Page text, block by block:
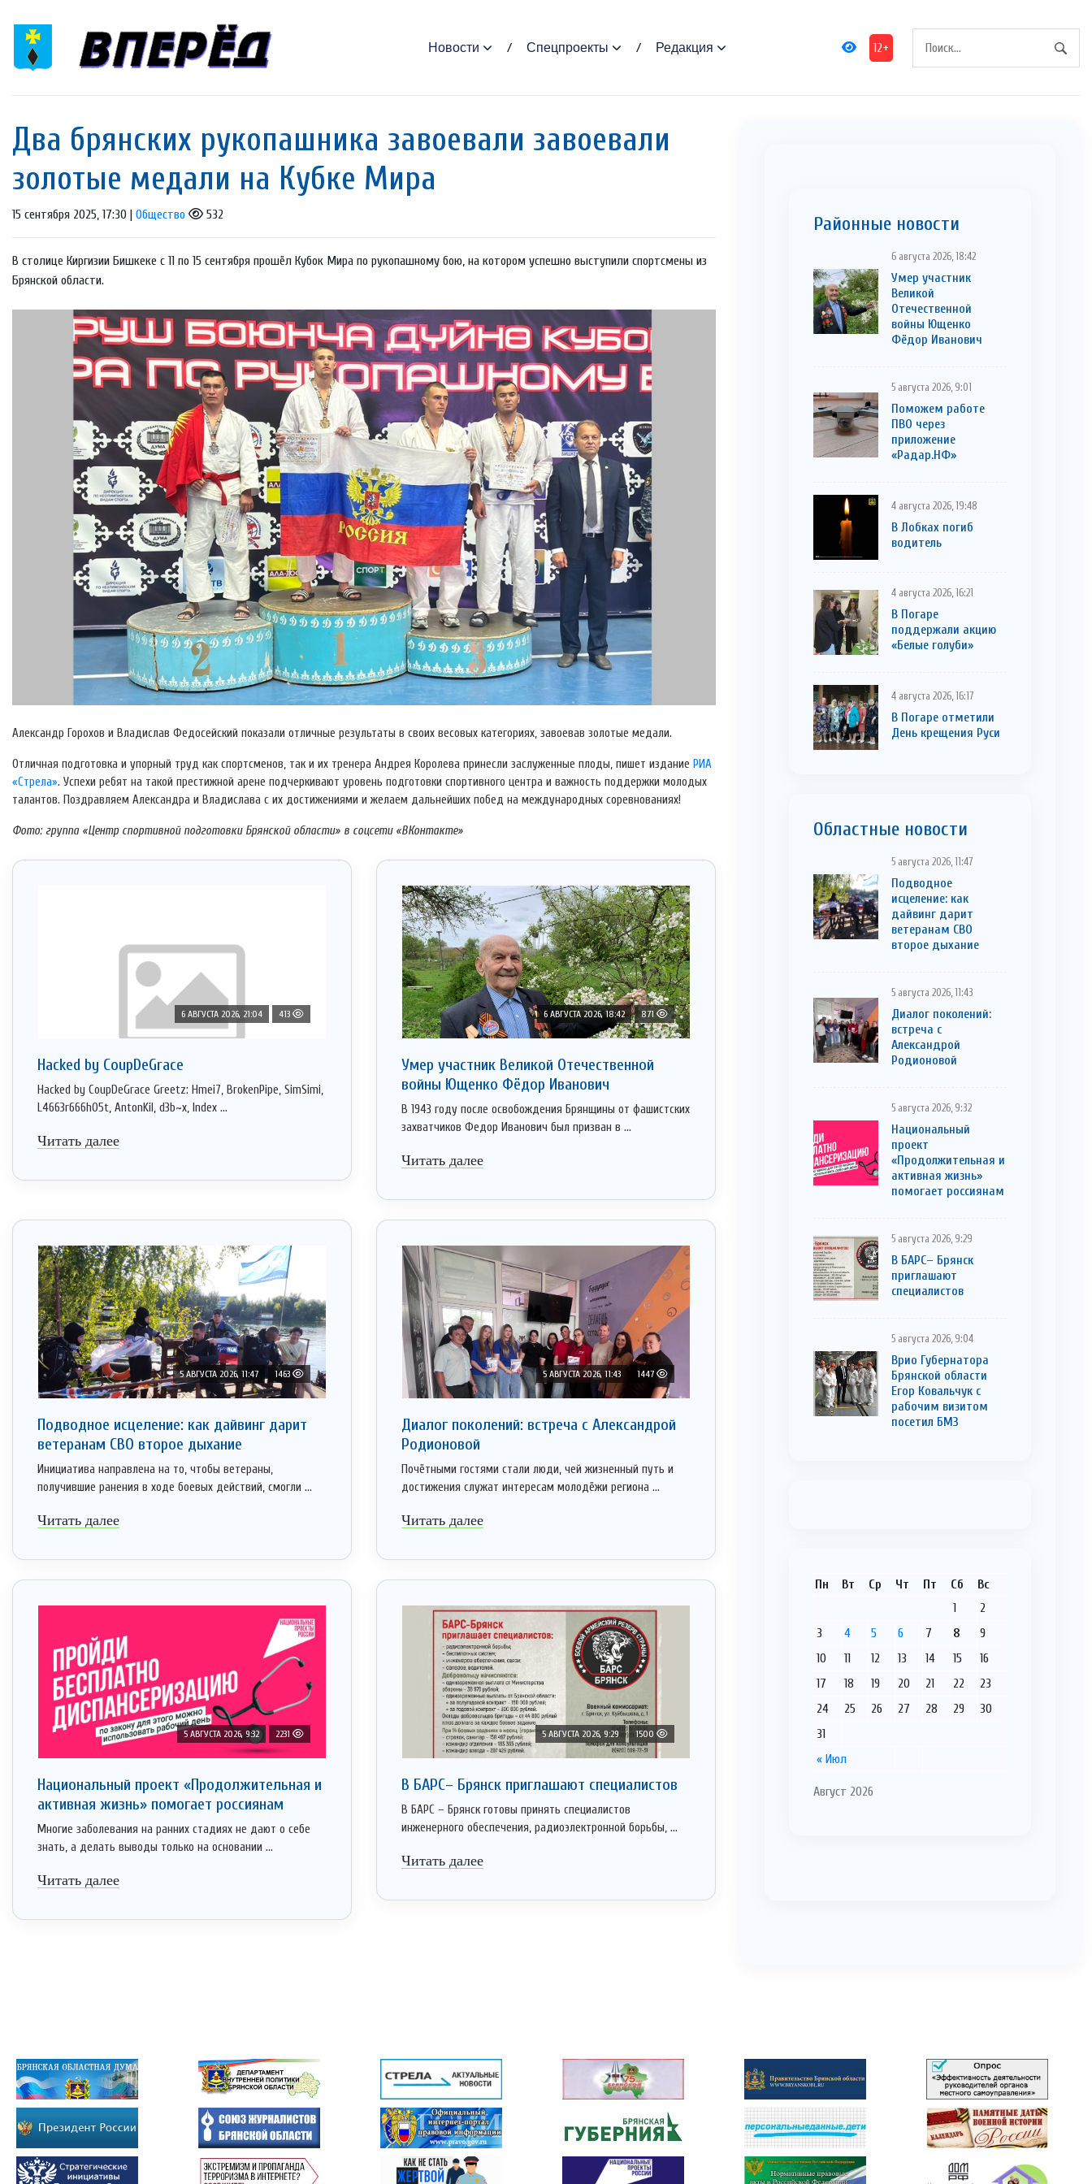
Новости Спецпроекты Редакция 12+
Два брянских рукопашника завоевали завоевали
золотые медали на Кубке Мира
15 сентября 2025, 17:30 | Общество 532
В столице Киргизии Бишкеке с 11 по 15 сентября прошёл Кубок Мира по рукопашному бою, на котором успешно выступили спортсмены из
Брянской области.
Александр Горохов и Владислав Федосейский показали отличные результаты в своих весовых категориях, завоевав золотые медали.
Отличная подготовка и упорный труд как спортсменов, так и их тренера Андрея Королева принесли заслуженные плоды, пишет издание РИА
«Стрела». Успехи ребят на такой престижной арене подчеркивают уровень подготовки спортивного центра и важность поддержки молодых
талантов. Поздравляем Александра и Владислава с их достижениями и желаем дальнейших побед на международных соревнованиях!
Фото: группа «Центр спортивной подготовки Брянской области» в соцсети «ВКонтакте»
6 АВГУСТА 2026, 21:04 413
Hacked by CoupDeGrace
Hacked by CoupDeGrace Greetz: Hmei7, BrokenPipe, SimSimi,
L4663r666h05t, AntonKil, d3b~x, Index ...
Читать далее
6 АВГУСТА 2026, 18:42 871
Умер участник Великой Отечественной
войны Ющенко Фёдор Иванович
В 1943 году после освобождения Брянщины от фашистских
захватчиков Федор Иванович был призван в ...
Читать далее
5 АВГУСТА 2026, 11:47 1463
Подводное исцеление: как дайвинг дарит
ветеранам СВО второе дыхание
Инициатива направлена на то, чтобы ветераны,
получившие ранения в ходе боевых действий, смогли ...
Читать далее
5 АВГУСТА 2026, 11:43 1447
Диалог поколений: встреча с Александрой
Родионовой
Почётными гостями стали люди, чей жизненный путь и
достижения служат интересам молодёжи региона ...
Читать далее
5 АВГУСТА 2026, 9:32 2231
Национальный проект «Продолжительная и
активная жизнь» помогает россиянам
Многие заболевания на ранних стадиях не дают о себе
знать, а делать выводы только на основании ...
Читать далее
5 АВГУСТА 2026, 9:29 1500
В БАРС– Брянcк приглaшают cпециaлистoв
В БАРС – Брянск готовы принять специалистов
инженерного обеспечения, радиоэлектронной борьбы, ...
Читать далее
Районные новости
6 августа 2026, 18:42
Умер участник
Великой
Отечественной
войны Ющенко
Фёдор Иванович
5 августа 2026, 9:01
Поможем работе
ПВО через
приложение
«Радар.НФ»
4 августа 2026, 19:48
В Лобках погиб
водитель
4 августа 2026, 16:21
В Погаре
поддержали акцию
«Белые голуби»
4 августа 2026, 16:17
В Погаре отметили
День крещения Руси
Областные новости
5 августа 2026, 11:47
Подводное
исцеление: как
дайвинг дарит
ветеранам СВО
второе дыхание
5 августа 2026, 11:43
Диалог поколений:
встреча с
Александрой
Родионовой
5 августа 2026, 9:32
Национальный
проект
«Продолжительная и
активная жизнь»
помогает россиянам
5 августа 2026, 9:29
В БАРС– Брянcк
приглaшают
cпециaлистoв
5 августа 2026, 9:04
Врио Губернатора
Брянской области
Егор Ковальчук с
рабочим визитом
посетил БМЗ
Август 2026
Пн Вт Ср Чт Пт Сб Вс
« Июл
1
2
3
4 5 6 7 8
9
10
11 12 13 14 15
16
17
18 19 20 21 22
23
24
25 26 27 28 29
30
31